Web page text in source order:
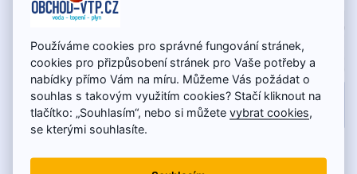
Používáme cookies pro správné fungování stránek,
cookies pro přizpůsobení stránek pro Vaše potřeby a
nabídky přímo Vám na míru. Můžeme Vás požádat o
souhlas s takovým využitím cookies? Stačí kliknout na
tlačítko: „Souhlasím“, nebo si můžetevybrat cookies,
se kterými souhlasíte.